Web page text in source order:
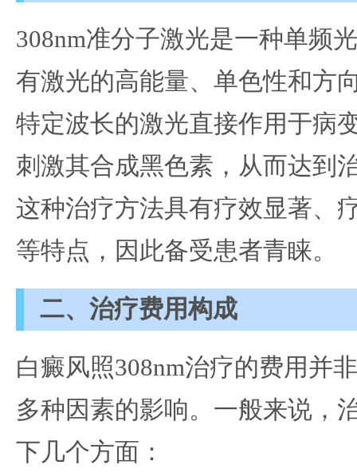
308nm准分子激光是一种单频
有激光的高能量、单色性和方
特定波长的激光直接作用于病
刺激其合成黑色素，从而达到
这种治疗方法具有疗效显著、
等特点，因此备受患者青睐。
二、治疗费用构成
白癜风照308nm治疗的费用并
多种因素的影响。一般来说，
下几个方面：